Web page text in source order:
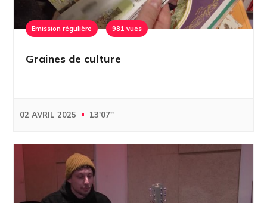
Emission régulière 981 vues
Graines de culture
02 AVRIL 2025 13'07''